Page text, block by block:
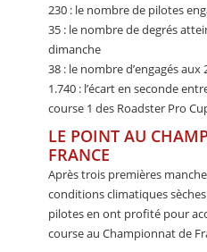
230 : le nombre de pilotes
35 : le nombre de degrés
dimanche
38 : le nombre d’engagés aux
1.740 : l’écart en seconde
course 1 des Roadster Pro
LE POINT AU
FRANCE
Après trois premières
conditions climatiques
pilotes en ont profité pour
course au Championnat de